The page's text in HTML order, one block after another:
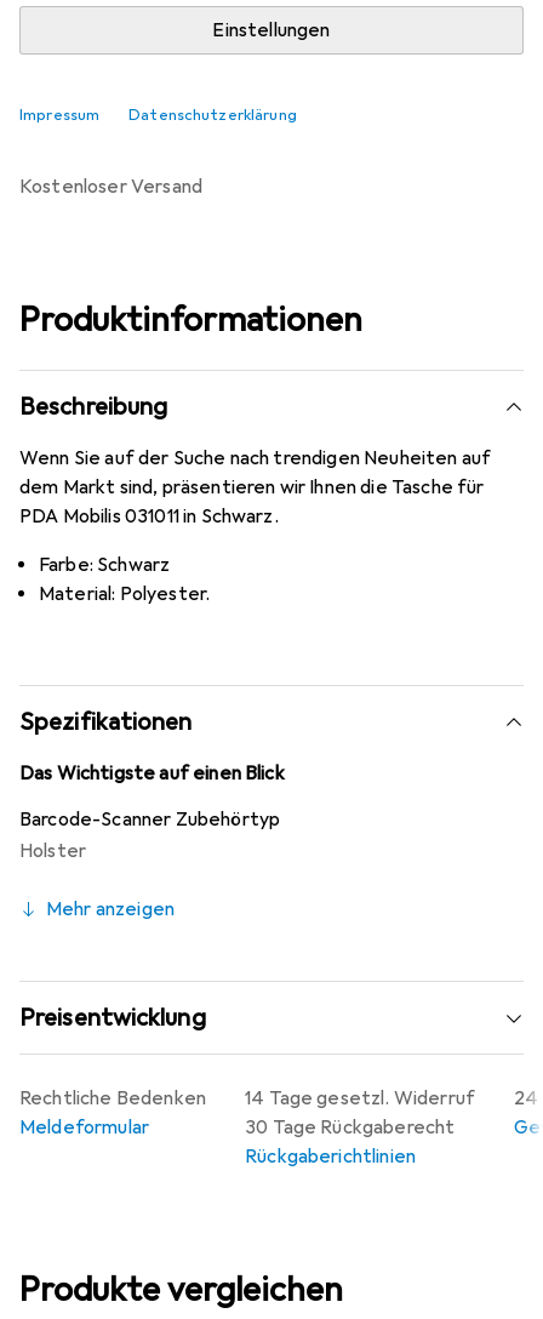
Einstellungen
Impressum Datenschutzerklärung
In den Warenkorb
Vergleichen
kostenloser Versand
Produktinformationen
Beschreibung
Wenn Sie auf der Suche nach trendigen Neuheiten auf
dem Markt sind, präsentieren wir Ihnen die Tasche für
PDA Mobilis 031011 in Schwarz.
Farbe: Schwarz
Material: Polyester.
Spezifikationen
Das Wichtigste auf einen Blick
Barcode-Scanner Zubehörtyp
Holster
Mehr anzeigen
Preisentwicklung
14 Tage gesetzl. Widerruf
30 Tage Rückgaberecht
Rückgaberichtlinien
24
Rechtliche Bedenken
Meldeformular
Produkte vergleichen